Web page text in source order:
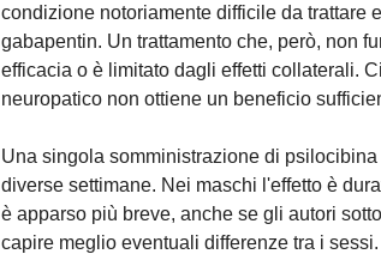
condizione notoriamente difficile da trattare
gabapentin. Un trattamento che, però, non
efficacia o è limitato dagli effetti collaterali.
neuropatico non ottiene un beneficio
Una singola somministrazione di
diverse settimane. Nei maschi l'effetto è
è apparso più breve, anche se gli autori
capire meglio eventuali differenze tra i sessi.